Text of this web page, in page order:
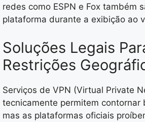
redes como ESPN e Fox também
plataforma durante a exibição ao
Soluções Legais
Restrições
Serviços de VPN (Virtual Private
tecnicamente permitem contornar
mas as plataformas oficiais